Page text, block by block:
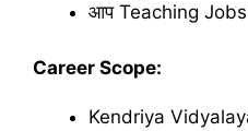
आप Teaching Jobs
Career Scope:
Kendriya